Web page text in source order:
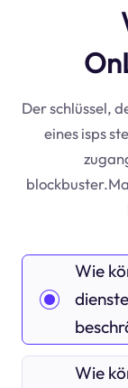
Der schlüssel,
eines isps
Wie
Wie